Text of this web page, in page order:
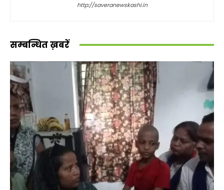
http://saveranewskashi.in
सम्बन्धित ख़बरें